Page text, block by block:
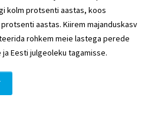
kolm protsenti aastas, koos
aastas. Kiirem majanduskasv
rohkem meie lastega perede
Eesti julgeoleku tagamisse.